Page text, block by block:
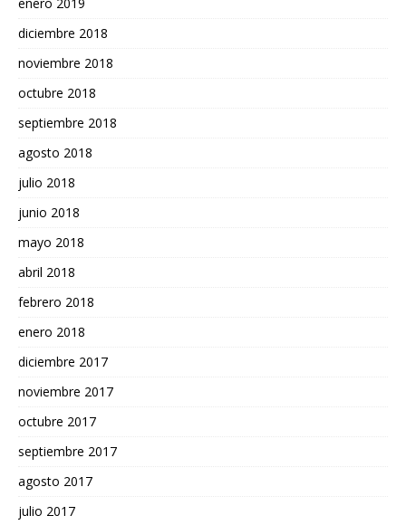
diciembre 2018
noviembre 2018
octubre 2018
septiembre 2018
agosto 2018
julio 2018
junio 2018
mayo 2018
abril 2018
febrero 2018
enero 2018
diciembre 2017
noviembre 2017
octubre 2017
septiembre 2017
agosto 2017
julio 2017